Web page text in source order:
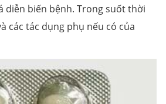
diễn biến bệnh. Trong suốt thời
các tác dụng phụ nếu có của